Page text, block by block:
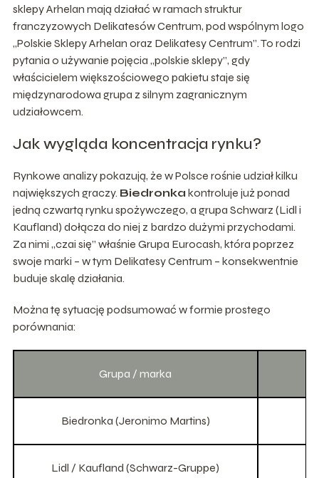
sklepy Arhelan mają działać w ramach struktur
franczyzowych Delikatesów Centrum, pod wspólnym logo
„Polskie Sklepy Arhelan oraz Delikatesy Centrum”. To rodzi
pytania o używanie pojęcia „polskie sklepy”, gdy
właścicielem większościowego pakietu staje się
międzynarodowa grupa z silnym zagranicznym
udziałowcem.
Jak wygląda koncentracja rynku?
Rynkowe analizy pokazują, że w Polsce rośnie udział kilku
największych graczy. Biedronka kontroluje już ponad
jedną czwartą rynku spożywczego, a grupa Schwarz (Lidl i
Kaufland) dołącza do niej z bardzo dużymi przychodami.
Za nimi „czai się” właśnie Grupa Eurocash, która poprzez
swoje marki – w tym Delikatesy Centrum – konsekwentnie
buduje skalę działania.
Można tę sytuację podsumować w formie prostego
porównania:
Grupa / marka
Biedronka (Jeronimo Martins)
Lidl / Kaufland (Schwarz-Gruppe)